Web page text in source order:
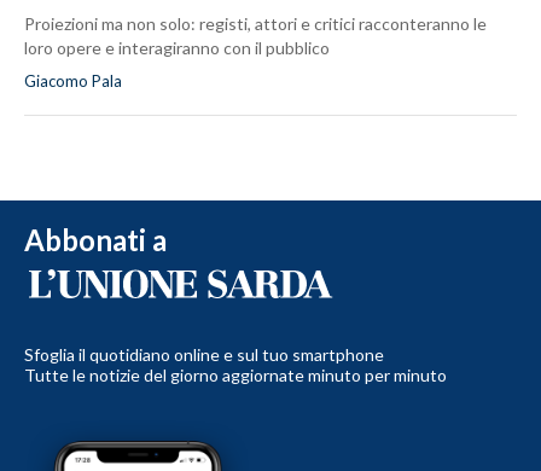
Proiezioni ma non solo: registi, attori e critici racconteranno le
loro opere e interagiranno con il pubblico
Giacomo Pala
Abbonati a
Sfoglia il quotidiano online e sul tuo smartphone
Tutte le notizie del giorno aggiornate minuto per minuto